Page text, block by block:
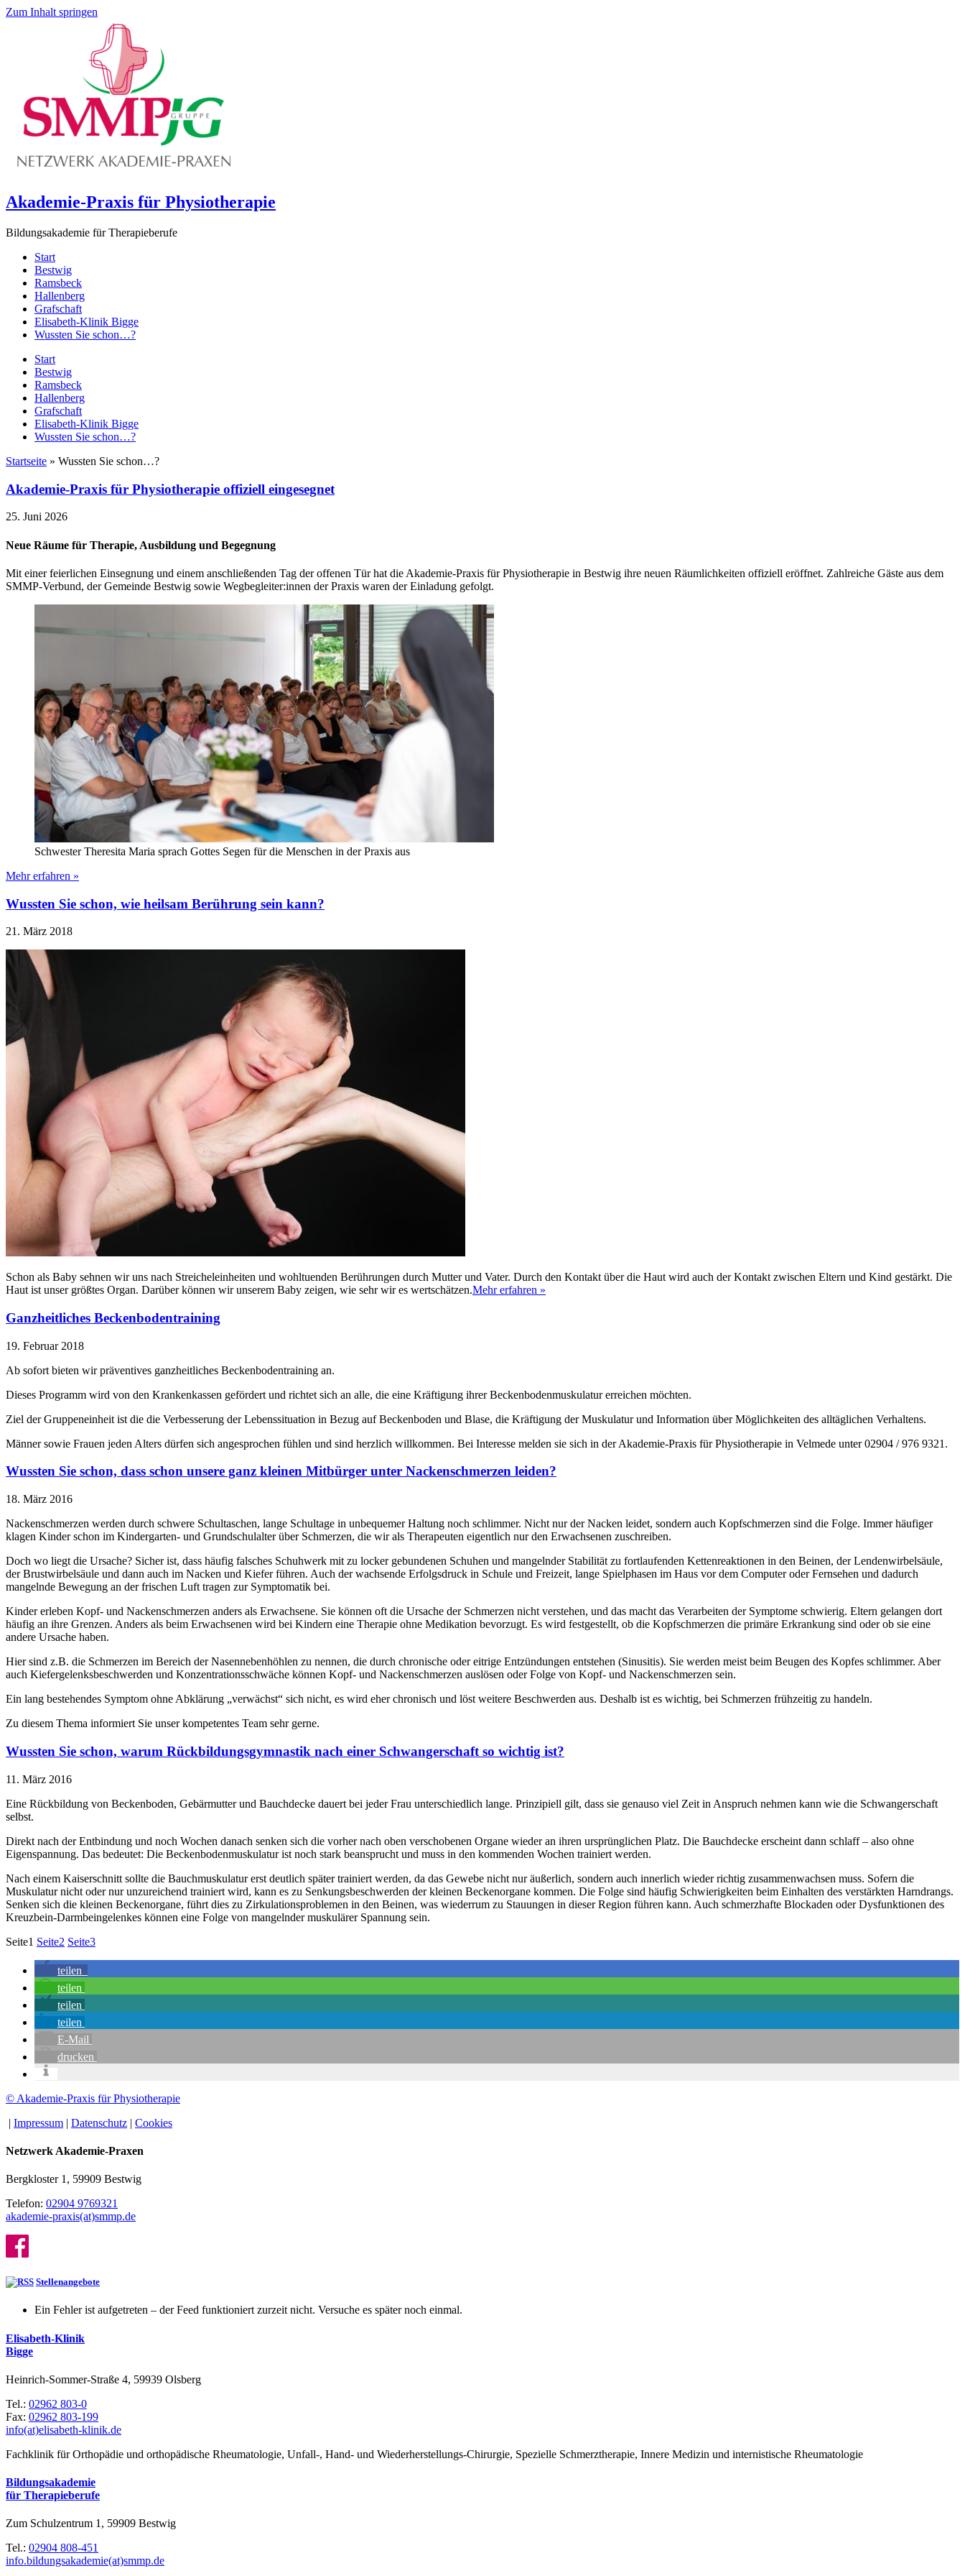
Zum Inhalt springen
Akademie-Praxis für Physiotherapie
Bildungsakademie für Therapieberufe
Start
Bestwig
Ramsbeck
Hallenberg
Grafschaft
Elisabeth-Klinik Bigge
Wussten Sie schon…?
Start
Bestwig
Ramsbeck
Hallenberg
Grafschaft
Elisabeth-Klinik Bigge
Wussten Sie schon…?
Startseite » Wussten Sie schon…?
Akademie-Praxis für Physiotherapie offiziell eingesegnet
25. Juni 2026
Neue Räume für Therapie, Ausbildung und Begegnung
Mit einer feierlichen Einsegnung und einem anschließenden Tag der offenen Tür hat die Akademie-Praxis für Physiotherapie in Bestwig ihre neuen Räumlichkeiten offiziell eröffnet. Zahlreiche Gäste aus dem
SMMP-Verbund, der Gemeinde Bestwig sowie Wegbegleiter:innen der Praxis waren der Einladung gefolgt.
Schwester Theresita Maria sprach Gottes Segen für die Menschen in der Praxis aus
Mehr erfahren »
Wussten Sie schon, wie heilsam Berührung sein kann?
21. März 2018
Schon als Baby sehnen wir uns nach Streicheleinheiten und wohltuenden Berührungen durch Mutter und Vater. Durch den Kontakt über die Haut wird auch der Kontakt zwischen Eltern und Kind gestärkt. Die
Haut ist unser größtes Organ. Darüber können wir unserem Baby zeigen, wie sehr wir es wertschätzen.Mehr erfahren »
Ganzheitliches Beckenbodentraining
19. Februar 2018
Ab sofort bieten wir präventives ganzheitliches Beckenbodentraining an.
Dieses Programm wird von den Krankenkassen gefördert und richtet sich an alle, die eine Kräftigung ihrer Beckenbodenmuskulatur erreichen möchten.
Ziel der Gruppeneinheit ist die die Verbesserung der Lebenssituation in Bezug auf Beckenboden und Blase, die Kräftigung der Muskulatur und Information über Möglichkeiten des alltäglichen Verhaltens.
Männer sowie Frauen jeden Alters dürfen sich angesprochen fühlen und sind herzlich willkommen. Bei Interesse melden sie sich in der Akademie-Praxis für Physiotherapie in Velmede unter 02904 / 976 9321.
Wussten Sie schon, dass schon unsere ganz kleinen Mitbürger unter Nackenschmerzen leiden?
18. März 2016
Nackenschmerzen werden durch schwere Schultaschen, lange Schultage in unbequemer Haltung noch schlimmer. Nicht nur der Nacken leidet, sondern auch Kopfschmerzen sind die Folge. Immer häufiger
klagen Kinder schon im Kindergarten- und Grundschulalter über Schmerzen, die wir als Therapeuten eigentlich nur den Erwachsenen zuschreiben.
Doch wo liegt die Ursache? Sicher ist, dass häufig falsches Schuhwerk mit zu locker gebundenen Schuhen und mangelnder Stabilität zu fortlaufenden Kettenreaktionen in den Beinen, der Lendenwirbelsäule,
der Brustwirbelsäule und dann auch im Nacken und Kiefer führen. Auch der wachsende Erfolgsdruck in Schule und Freizeit, lange Spielphasen im Haus vor dem Computer oder Fernsehen und dadurch
mangelnde Bewegung an der frischen Luft tragen zur Symptomatik bei.
Kinder erleben Kopf- und Nackenschmerzen anders als Erwachsene. Sie können oft die Ursache der Schmerzen nicht verstehen, und das macht das Verarbeiten der Symptome schwierig. Eltern gelangen dort
häufig an ihre Grenzen. Anders als beim Erwachsenen wird bei Kindern eine Therapie ohne Medikation bevorzugt. Es wird festgestellt, ob die Kopfschmerzen die primäre Erkrankung sind oder ob sie eine
andere Ursache haben.
Hier sind z.B. die Schmerzen im Bereich der Nasennebenhöhlen zu nennen, die durch chronische oder eitrige Entzündungen entstehen (Sinusitis). Sie werden meist beim Beugen des Kopfes schlimmer. Aber
auch Kiefergelenksbeschwerden und Konzentrationsschwäche können Kopf- und Nackenschmerzen auslösen oder Folge von Kopf- und Nackenschmerzen sein.
Ein lang bestehendes Symptom ohne Abklärung „verwächst“ sich nicht, es wird eher chronisch und löst weitere Beschwerden aus. Deshalb ist es wichtig, bei Schmerzen frühzeitig zu handeln.
Zu diesem Thema informiert Sie unser kompetentes Team sehr gerne.
Wussten Sie schon, warum Rückbildungsgymnastik nach einer Schwangerschaft so wichtig ist?
11. März 2016
Eine Rückbildung von Beckenboden, Gebärmutter und Bauchdecke dauert bei jeder Frau unterschiedlich lange. Prinzipiell gilt, dass sie genauso viel Zeit in Anspruch nehmen kann wie die Schwangerschaft
selbst.
Direkt nach der Entbindung und noch Wochen danach senken sich die vorher nach oben verschobenen Organe wieder an ihren ursprünglichen Platz. Die Bauchdecke erscheint dann schlaff – also ohne
Eigenspannung. Das bedeutet: Die Beckenbodenmuskulatur ist noch stark beansprucht und muss in den kommenden Wochen trainiert werden.
Nach einem Kaiserschnitt sollte die Bauchmuskulatur erst deutlich später trainiert werden, da das Gewebe nicht nur äußerlich, sondern auch innerlich wieder richtig zusammenwachsen muss. Sofern die
Muskulatur nicht oder nur unzureichend trainiert wird, kann es zu Senkungsbeschwerden der kleinen Beckenorgane kommen. Die Folge sind häufig Schwierigkeiten beim Einhalten des verstärkten Harndrangs.
Senken sich die kleinen Beckenorgane, führt dies zu Zirkulationsproblemen in den Beinen, was wiederrum zu Stauungen in dieser Region führen kann. Auch schmerzhafte Blockaden oder Dysfunktionen des
Kreuzbein-Darmbeingelenkes können eine Folge von mangelnder muskulärer Spannung sein.
Seite1 Seite2 Seite3
teilen
teilen
teilen
teilen
E-Mail
drucken
© Akademie-Praxis für Physiotherapie
| Impressum | Datenschutz | Cookies
Netzwerk Akademie-Praxen
Bergkloster 1, 59909 Bestwig
Telefon: 02904 9769321
akademie-praxis(at)smmp.de
Stellenangebote
Ein Fehler ist aufgetreten – der Feed funktioniert zurzeit nicht. Versuche es später noch einmal.
Elisabeth-Klinik
Bigge
Heinrich-Sommer-Straße 4, 59939 Olsberg
Tel.: 02962 803-0
Fax: 02962 803-199
info(at)elisabeth-klinik.de
Fachklinik für Orthopädie und orthopädische Rheumatologie, Unfall-, Hand- und Wiederherstellungs-Chirurgie, Spezielle Schmerztherapie, Innere Medizin und internistische Rheumatologie
Bildungsakademie
für Therapieberufe
Zum Schulzentrum 1, 59909 Bestwig
Tel.: 02904 808-451
info.bildungsakademie(at)smmp.de